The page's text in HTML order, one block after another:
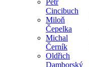
Cincibuch
Miloň
Čepelka
Michal
Černík
Oldřich
Damborský